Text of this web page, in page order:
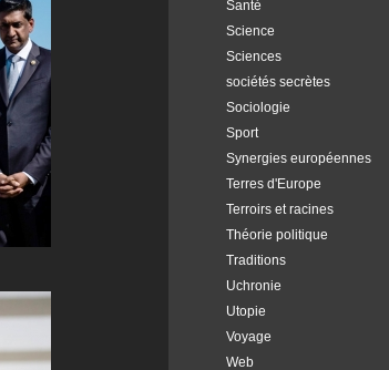
Santé
Science
Sciences
sociétés secrètes
Sociologie
Sport
Synergies européennes
Terres d'Europe
Terroirs et racines
Théorie politique
Traditions
Uchronie
Utopie
Voyage
Web